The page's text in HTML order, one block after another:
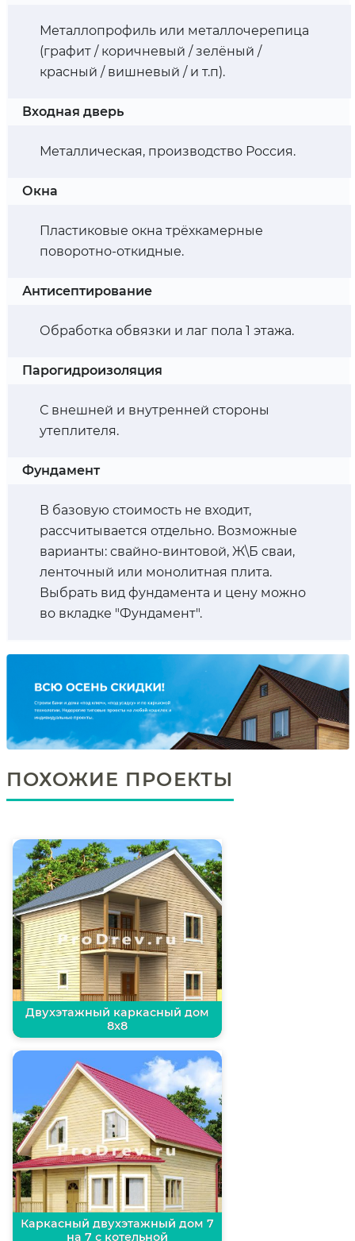
Металлопрофиль или металлочерепица
(графит / коричневый / зелёный /
красный / вишневый / и т.п).
Входная дверь
Металлическая, производство Россия.
Окна
Пластиковые окна трёхкамерные
поворотно-откидные.
Антисептирование
Обработка обвязки и лаг пола 1 этажа.
Парогидроизоляция
С внешней и внутренней стороны
утеплителя.
Фундамент
В базовую стоимость не входит,
рассчитывается отдельно. Возможные
варианты: свайно-винтовой, Ж\Б сваи,
ленточный или монолитная плита.
Выбрать вид фундамента и цену можно
во вкладке "Фундамент".
ПОХОЖИЕ ПРОЕКТЫ
Двухэтажный каркасный дом
8х8
Каркасный двухэтажный дом 7
на 7 с котельной